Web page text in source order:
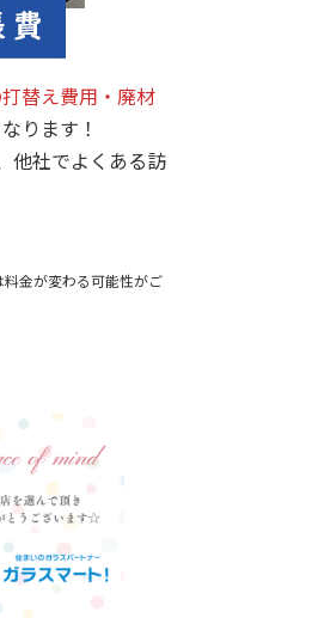
替え費用・廃材
ります！
他社でよくある訪
金が変わる可能性がご